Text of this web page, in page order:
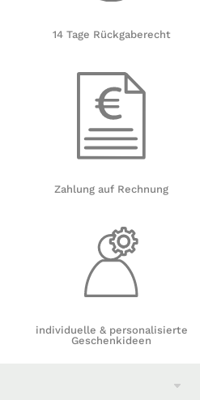
14 Tage Rückgaberecht
Zahlung auf Rechnung
individuelle & personalisierte
Geschenkideen